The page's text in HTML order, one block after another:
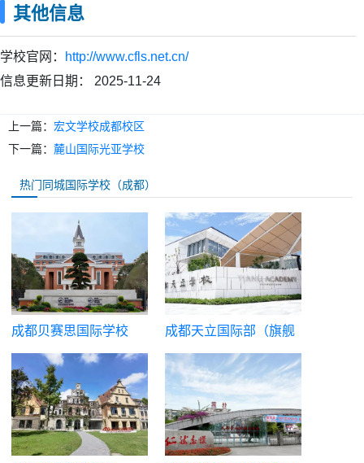
其他信息
学校官网：
http://www.cfls.net.cn/
信息更新日期：
2025-11-24
上一篇： 宏文学校成都校区
下一篇： 麓山国际光亚学校
热门同城国际学校（成都）
成都贝赛思国际学校
成都天立国际部（旗舰
校国际高中）